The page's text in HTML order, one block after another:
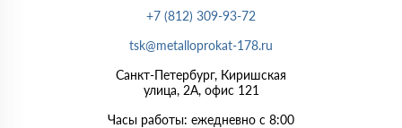
+7 (812) 309-93-72
tsk@metalloprokat-178.ru
Санкт-Петербург, Киришская
улица, 2А, офис 121
Часы работы: ежедневно с 8:00